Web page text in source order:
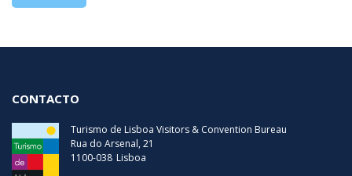
CONTACTO
Turismo de Lisboa Visitors & Convention Bureau
Rua do Arsenal, 21
1100-038 Lisboa